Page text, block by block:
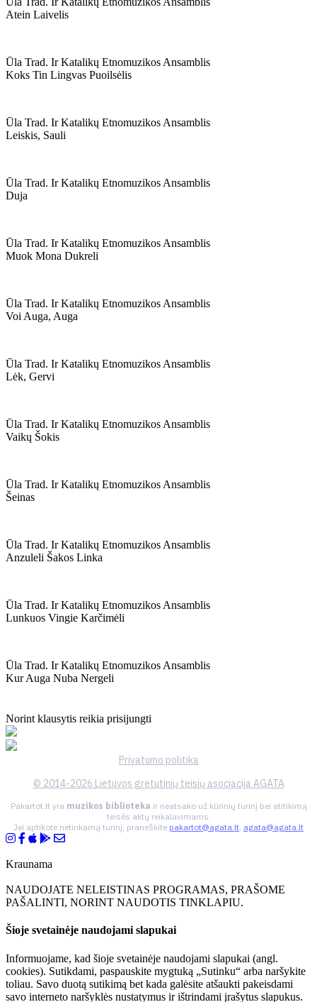
Atein Laivelis
Ūla Trad. Ir Katalikų Etnomuzikos Ansamblis
Koks Tin Lingvas Puoilsėlis
Ūla Trad. Ir Katalikų Etnomuzikos Ansamblis
Leiskis, Sauli
Ūla Trad. Ir Katalikų Etnomuzikos Ansamblis
Duja
Ūla Trad. Ir Katalikų Etnomuzikos Ansamblis
Muok Mona Dukreli
Ūla Trad. Ir Katalikų Etnomuzikos Ansamblis
Voi Auga, Auga
Ūla Trad. Ir Katalikų Etnomuzikos Ansamblis
Lėk, Gervi
Ūla Trad. Ir Katalikų Etnomuzikos Ansamblis
Vaikų Šokis
Ūla Trad. Ir Katalikų Etnomuzikos Ansamblis
Šeinas
Ūla Trad. Ir Katalikų Etnomuzikos Ansamblis
Anzuleli Šakos Linka
Ūla Trad. Ir Katalikų Etnomuzikos Ansamblis
Lunkuos Vingie Karčimėli
Ūla Trad. Ir Katalikų Etnomuzikos Ansamblis
Kur Auga Nuba Nergeli
Norint klausytis reikia prisijungti
Privatumo politika
© 2014-2026 Lietuvos gretutinių teisių asociacija AGATA
Pakartot.lt yra muzikos biblioteka ir neatsako už kūrinių turinį bei atitikimą
teisės aktų reikalavimams.
Jei aptikote netinkamą turinį, praneškite pakartot@agata.lt, agata@agata.lt
Kraunama
NAUDOJATE NELEISTINAS PROGRAMAS, PRAŠOME
PAŠALINTI, NORINT NAUDOTIS TINKLAPIU.
Šioje svetainėje naudojami slapukai
Informuojame, kad šioje svetainėje naudojami slapukai (angl.
cookies). Sutikdami, paspauskite mygtuką „Sutinku“ arba naršykite
toliau. Savo duotą sutikimą bet kada galėsite atšaukti pakeisdami
savo interneto naršyklės nustatymus ir ištrindami įrašytus slapukus.